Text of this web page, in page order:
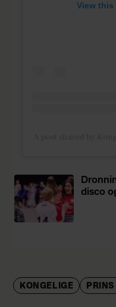
View this
disco
KONGELIGE